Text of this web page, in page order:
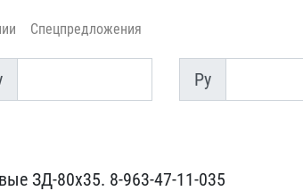
Спецпредложения
Py
Py
​ЗД-80х35. 8-963-47-11-03​5